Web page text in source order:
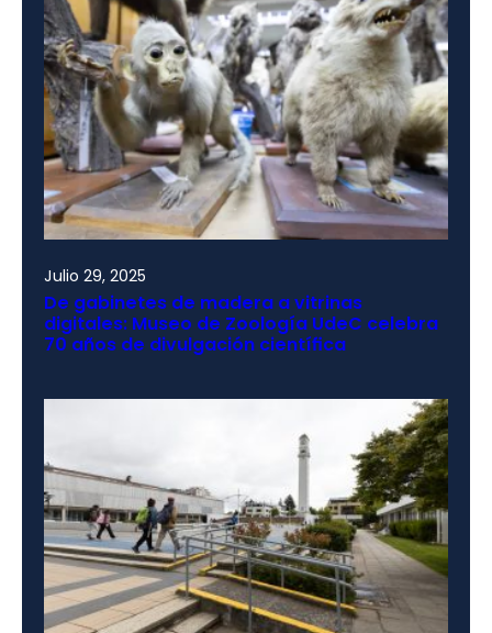
Julio 29, 2025
De gabinetes de madera a vitrinas
digitales: Museo de Zoología UdeC celebra
70 años de divulgación científica